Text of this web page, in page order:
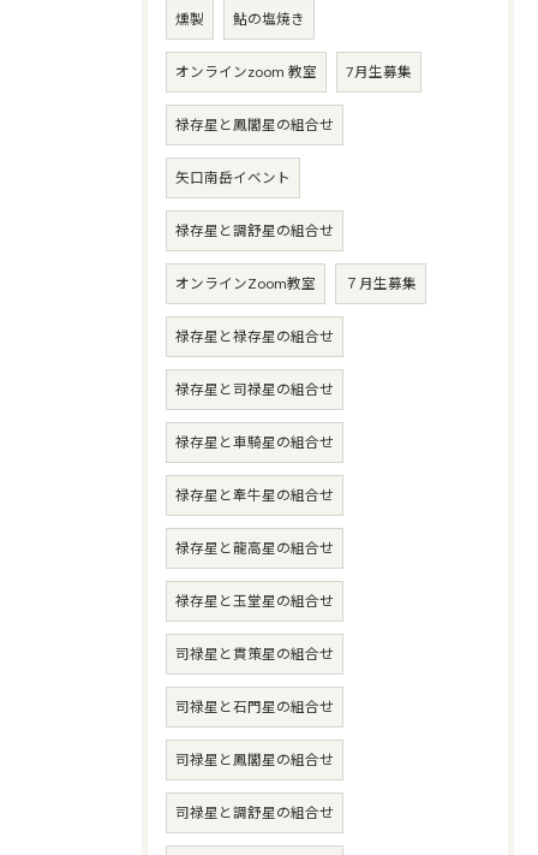
燻製 鮎の塩焼き
オンラインzoom 教室 7月生募集
禄存星と鳳閣星の組合せ
矢口南岳イベント
禄存星と調舒星の組合せ
オンラインZoom教室 ７月生募集
禄存星と禄存星の組合せ
禄存星と司禄星の組合せ
禄存星と車騎星の組合せ
禄存星と牽牛星の組合せ
禄存星と龍高星の組合せ
禄存星と玉堂星の組合せ
司禄星と貫策星の組合せ
司禄星と石門星の組合せ
司禄星と鳳閣星の組合せ
司禄星と調舒星の組合せ